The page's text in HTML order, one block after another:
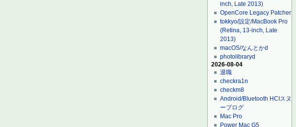
inch, Late 2013)
OpenCore Legacy Patcher
tokkyo/設定/MacBook Pro
(Retina, 13-inch, Late
2013)
macOS/なんとかd
photolibraryd
2026-08-04
退職
checkra1n
checkm8
Android/Bluetooth HCIスヌ
ープログ
Mac Pro
Power Mac G5